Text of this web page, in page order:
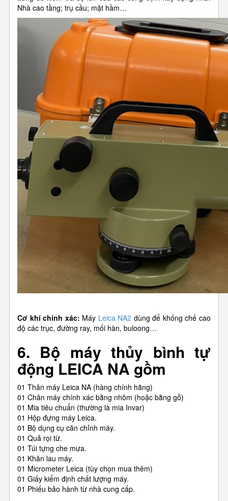
Nhà cao tầng; trụ cầu; mặt hầm…
Cơ khí chính xác: Máy Leica NA2 dùng để khống chế cao
độ các trục, đường ray, mối hàn, buloong…
6. Bộ máy thủy bình tự
động LEICA NA gồm
01 Thân máy Leica NA (hàng chính hãng)
01 Chân máy chính xác bằng nhôm (hoặc bằng gỗ)
01 Mia tiêu chuẩn (thường là mia Invar)
01 Hộp đựng máy Leica.
01 Bộ dụng cụ căn chỉnh máy.
01 Quả rọi từ.
01 Túi tựng che mưa.
01 Khăn lau máy.
01 Micrometer Leica (tùy chọn mua thêm)
01 Giấy kiểm định chất lượng máy.
01 Phiếu bảo hành từ nhà cung cấp.